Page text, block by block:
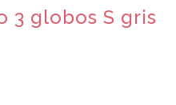
3 globos S gris